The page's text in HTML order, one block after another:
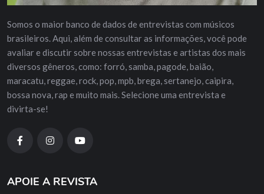
Somos o maior banco de dados de entrevistas com músicos
brasileiros. Aqui, além de consultar as informações, você pode
avaliar e discutir sobre nossas entrevistas e artistas dos mais
diversos gêneros, como: forró, samba, pagode, baião,
maracatu, reggae, rock, pop, mpb, brega, sertanejo, caipira,
bossa nova, rap e muito mais. Selecione uma entrevista e
divirta-se!
APOIE A REVISTA